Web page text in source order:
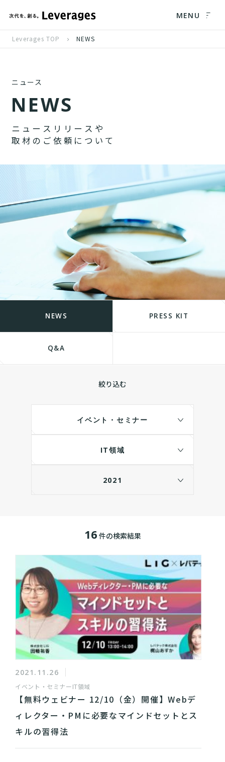
MENU
Leverages TOP NEWS
ニュース
NEWS
ニ ュ ー ス リ リ ー ス や
取 材 の ご 依 頼 に つ い て
NEWS PRESS KIT
Q&A
絞り込む
イベント・セミナー
IT領域
2021
16 件の検索結果
2021.11.26
イベント・セミナーIT領域
【無料ウェビナー 12/10（金）開催】Webデ
ィレクター・PMに必要なマインドセットとス
キルの習得法